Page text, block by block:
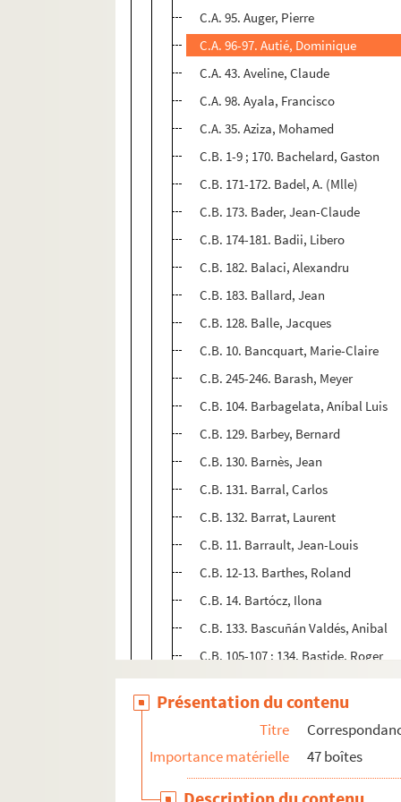
C.A. 95. Auger, Pierre
C.A. 96-97. Autié, Dominique
C.A. 43. Aveline, Claude
C.A. 98. Ayala, Francisco
C.A. 35. Aziza, Mohamed
C.B. 1-9 ; 170. Bachelard, Gaston
C.B. 171-172. Badel, A. (Mlle)
C.B. 173. Bader, Jean-Claude
C.B. 174-181. Badii, Libero
C.B. 182. Balaci, Alexandru
C.B. 183. Ballard, Jean
C.B. 128. Balle, Jacques
C.B. 10. Bancquart, Marie-Claire
C.B. 245-246. Barash, Meyer
C.B. 104. Barbagelata, Aníbal Luis
C.B. 129. Barbey, Bernard
C.B. 130. Barnès, Jean
C.B. 131. Barral, Carlos
C.B. 132. Barrat, Laurent
C.B. 11. Barrault, Jean-Louis
C.B. 12-13. Barthes, Roland
C.B. 14. Bartócz, Ilona
C.B. 133. Bascuñán Valdés, Anibal
C.B. 105-107 ; 134. Bastide, Roger
C.B. 108. Bastos, Valentina
C.B. 15-47 ; 109 ; 135-138. Bataille,
C.B. 139. Battistelli, L. M.
C.B. 110-114 ; 140-142. Baudier,
C.B. 48-51. Bavière, Anne de
Présentation du contenu
Titre
Importance matérielle
47 boîtes